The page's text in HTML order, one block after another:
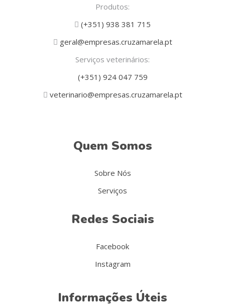
Produtos:
(+351) 938 381 715
geral@empresas.cruzamarela.pt
Serviços veterinários:
(+351) 924 047 759
veterinario@empresas.cruzamarela.pt
Quem Somos
Sobre Nós
Serviços
Redes Sociais
Facebook
Instagram
Informações Úteis